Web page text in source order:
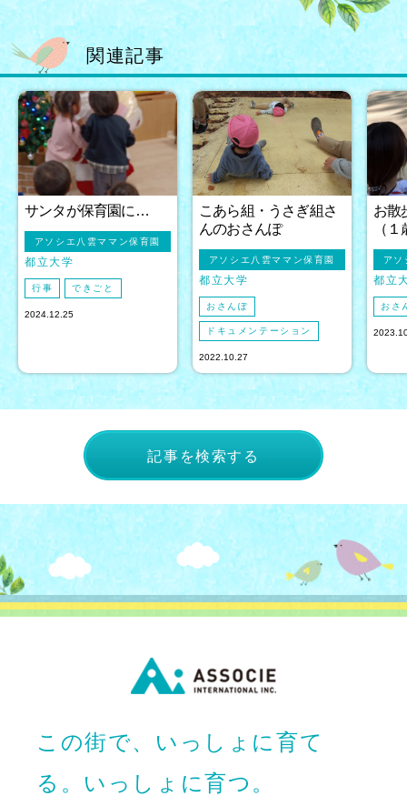
関連記事
サンタが保育園に…
アソシエ八雲ママン保育園
都立大学
行事 できごと
2024.12.25
こあら組・うさぎ組さ
んのおさんぽ
アソシエ八雲ママン保育園
都立大学
おさんぽ
ドキュメンテーション
2022.10.27
お散
（
アソ
都立
おさ
記事を検索する
この街で、いっしょに育て
る。いっしょに育つ。